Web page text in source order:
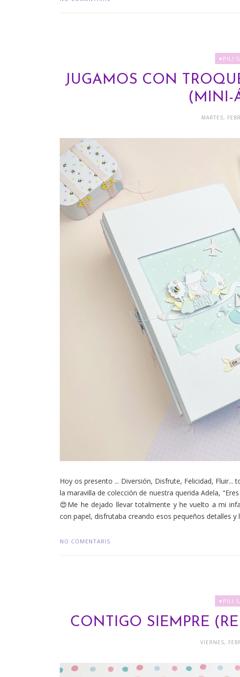
♥PILI
JUGAMOS CON
(MINI-
MARTES,
Hoy os presento ... Diversión, Disfrute, Felicidad,
la maravilla de colección de nuestra querida Adela,
😍Me he dejado llevar totalmente y he vuelto a mi
con papel, disfrutaba creando esos pequeños detalles
NO COMENTARIS
♥PILI
CONTIGO SIEMPRE
VIERNES,